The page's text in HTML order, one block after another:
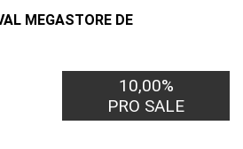
MEGASTORE DE
10,00%
PRO SALE